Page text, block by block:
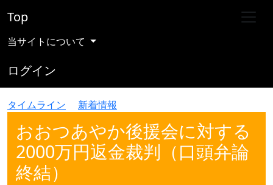
Top
当サイトについて
ログイン
タイムライン 新着情報
おおつあやか後援会に対する
2000万円返金裁判（口頭弁論
終結）